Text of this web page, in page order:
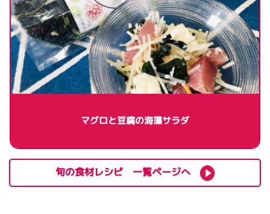
マグロと豆腐の海藻サラダ
旬の食材レシピ 一覧ページへ